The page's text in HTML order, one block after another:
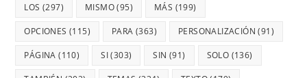
LOS (297) MISMO(95) MÁS (199)
OPCIONES (115) PARA (363) PERSONALIZACIÓN (91)
PÁGINA (110) SI(303) SIN (91) SOLO (136)